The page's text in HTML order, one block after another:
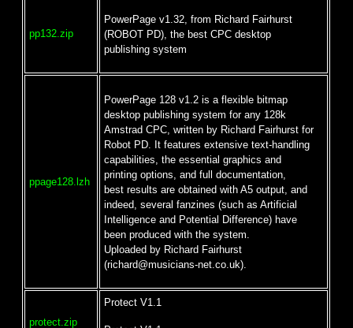
pp132.zip
PowerPage v1.32, from Richard Fairhurst
(ROBOT PD), the best CPC desktop
publishing system
ppage128.lzh
PowerPage 128 v1.2 is a flexible bitmap
desktop publishing system for any 128k
Amstrad CPC, written by Richard Fairhurst for
Robot PD. It features extensive text-handling
capabilities, the essential graphics and
printing options, and full documentation,
best results are obtained with A5 output, and
indeed, several fanzines (such as Artificial
Intelligence and Potential Difference) have
been produced with the system.
Uploaded by Richard Fairhurst
(richard@musicians-net.co.uk).
protect.zip
Protect V1.1